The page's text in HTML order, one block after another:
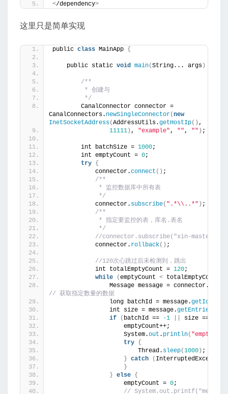
</dependency>
这里只是简单实现
public class MainApp {
    public static
void main(String... args )
/**
         * 创建与
         */
        CanalConnector connector =
CanalConnectors. newSingleConnector(new
InetSocketAddress(AddressUtils.getHostIp() ,
11111 ) , "example", "", "" ) ;
        int batchSize =
1000;
        int emptyCount =
0;
try {
            connector.
connect () ;
/**
             * 监控数据库中所有表
             */
            connector.
subscribe( ".*\\..*" ) ;
/**
             * 指定要监控的表，库名.表名
             */
//connector.subscribe("xin-
            connector.
rollback() ;
//120次心跳过后未检测到，跳出
            int totalEmptyCount =
120;
while
(emptyCount < totalEmptyCount
                Message message = connector.
// 获取指定数量的数据
                long batchId = message.
getId
                int size = message.
getEntries
if
( batchId == -1 size ==
                    emptyCount++;
                    System.
out . println( "empty
try {
                        Thread.
sleep(1000 ) ;
} catch (
}
} else {
                    emptyCount =
0;
//